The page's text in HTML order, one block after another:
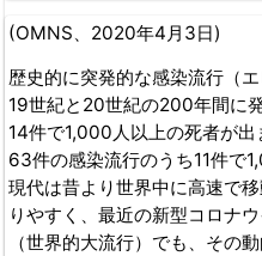
(OMNS、2020年4月3日)
歴史的に突発的な感染流行（
19世紀と20世紀の200年間に
14件で1,000人以上の死者が
63件の感染流行のうち11件で
現代は昔より世界中に高速で
りやすく、最近の新型コロナ
（世界的大流行）でも、その